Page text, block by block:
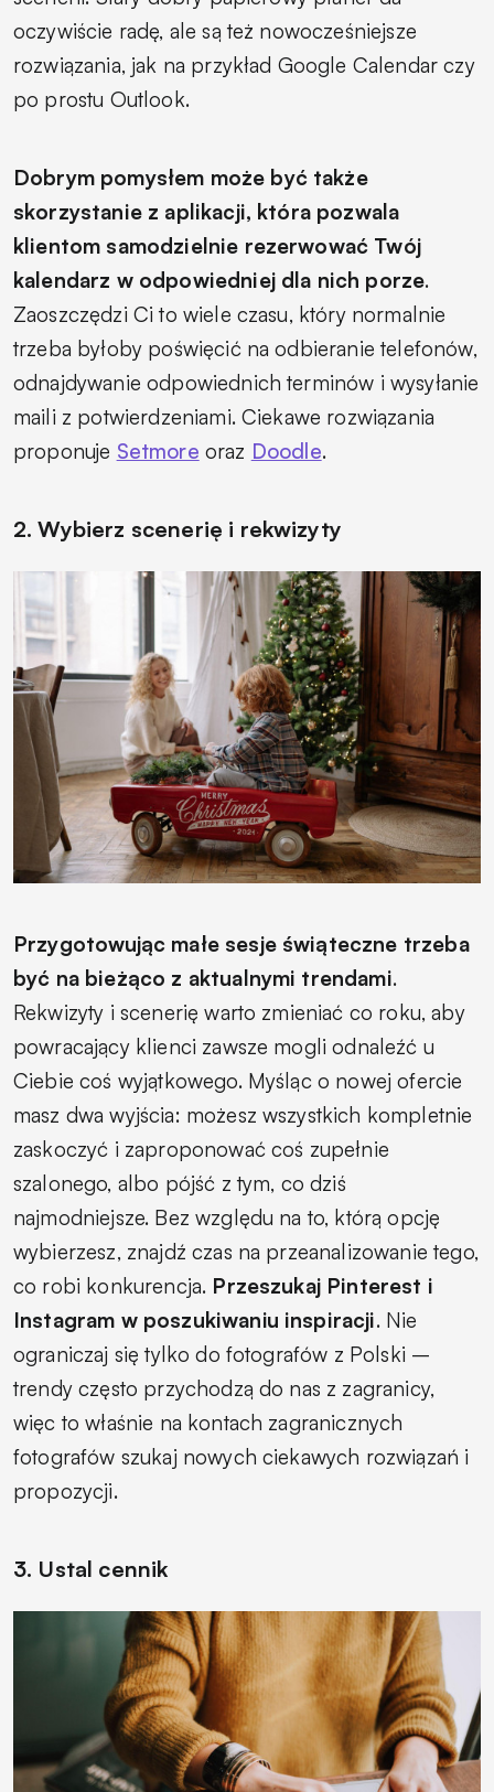
oczywiście radę, ale są też nowocześniejsze
rozwiązania, jak na przykład Google Calendar czy
po prostu Outlook.
Dobrym pomysłem może być także
skorzystanie z aplikacji, która pozwala
klientom samodzielnie rezerwować Twój
kalendarz w odpowiedniej dla nich porze.
Zaoszczędzi Ci to wiele czasu, który normalnie
trzeba byłoby poświęcić na odbieranie telefonów,
odnajdywanie odpowiednich terminów i wysyłanie
maili z potwierdzeniami. Ciekawe rozwiązania
proponuje Setmore oraz Doodle.
2. Wybierz scenerię i rekwizyty
Przygotowując małe sesje świąteczne trzeba
być na bieżąco z aktualnymi trendami.
Rekwizyty i scenerię warto zmieniać co roku, aby
powracający klienci zawsze mogli odnaleźć u
Ciebie coś wyjątkowego. Myśląc o nowej ofercie
masz dwa wyjścia: możesz wszystkich kompletnie
zaskoczyć i zaproponować coś zupełnie
szalonego, albo pójść z tym, co dziś
najmodniejsze. Bez względu na to, którą opcję
wybierzesz, znajdź czas na przeanalizowanie tego,
co robi konkurencja. Przeszukaj Pinterest i
Instagram w poszukiwaniu inspiracji. Nie
ograniczaj się tylko do fotografów z Polski –
trendy często przychodzą do nas z zagranicy,
więc to właśnie na kontach zagranicznych
fotografów szukaj nowych ciekawych rozwiązań i
propozycji.
3. Ustal cennik